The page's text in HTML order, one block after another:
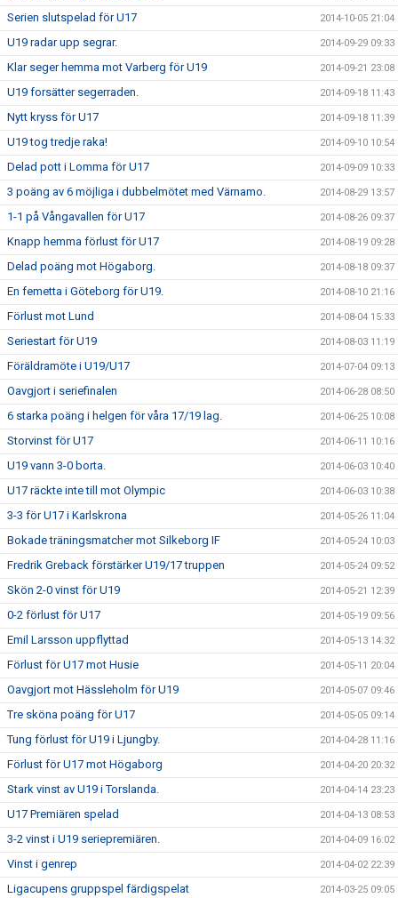
Serien slutspelad för U17 2014-10-05 21:04
U19 radar upp segrar. 2014-09-29 09:33
Klar seger hemma mot Varberg för U19 2014-09-21 23:08
U19 forsätter segerraden. 2014-09-18 11:43
Nytt kryss för U17 2014-09-18 11:39
U19 tog tredje raka! 2014-09-10 10:54
Delad pott i Lomma för U17 2014-09-09 10:33
3 poäng av 6 möjliga i dubbelmötet med Värnamo. 2014-08-29 13:57
1-1 på Vångavallen för U17 2014-08-26 09:37
Knapp hemma förlust för U17 2014-08-19 09:28
Delad poäng mot Högaborg. 2014-08-18 09:37
En femetta i Göteborg för U19. 2014-08-10 21:16
Förlust mot Lund 2014-08-04 15:33
Seriestart för U19 2014-08-03 11:19
Föräldramöte i U19/U17 2014-07-04 09:13
Oavgjort i seriefinalen 2014-06-28 08:50
6 starka poäng i helgen för våra 17/19 lag. 2014-06-25 10:08
Storvinst för U17 2014-06-11 10:16
U19 vann 3-0 borta. 2014-06-03 10:40
U17 räckte inte till mot Olympic 2014-06-03 10:38
3-3 för U17 i Karlskrona 2014-05-26 11:04
Bokade träningsmatcher mot Silkeborg IF 2014-05-24 10:03
Fredrik Greback förstärker U19/17 truppen 2014-05-24 09:52
Skön 2-0 vinst för U19 2014-05-21 12:39
0-2 förlust för U17 2014-05-19 09:56
Emil Larsson uppflyttad 2014-05-13 14:32
Förlust för U17 mot Husie 2014-05-11 20:04
Oavgjort mot Hässleholm för U19 2014-05-07 09:46
Tre sköna poäng för U17 2014-05-05 09:14
Tung förlust för U19 i Ljungby. 2014-04-28 11:16
Förlust för U17 mot Högaborg 2014-04-20 20:32
Stark vinst av U19 i Torslanda. 2014-04-14 23:23
U17 Premiären spelad 2014-04-13 08:53
3-2 vinst i U19 seriepremiären. 2014-04-09 16:02
Vinst i genrep 2014-04-02 22:39
Ligacupens gruppspel färdigspelat 2014-03-25 09:05